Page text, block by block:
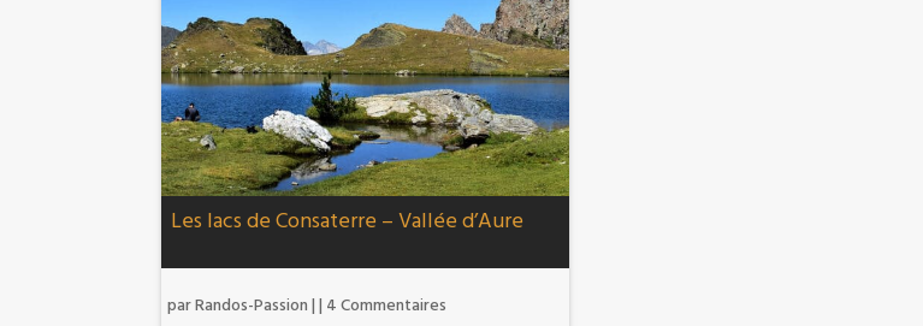
Les lacs de Consaterre – Vallée d’Aure
parRandos-Passion || 4 Commentaires